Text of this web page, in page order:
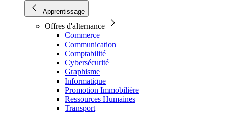
Apprentissage
Offres d'alternance
Commerce
Communication
Comptabilité
Cybersécurité
Graphisme
Informatique
Promotion Immobilière
Ressources Humaines
Transport